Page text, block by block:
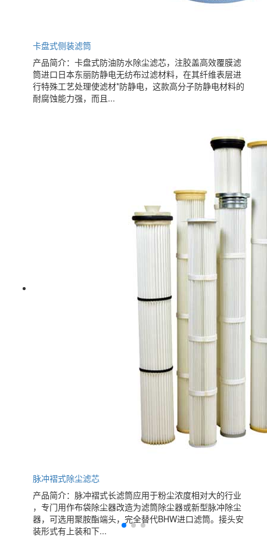
卡盘式侧装滤筒
产品简介：卡盘式防油防水除尘滤芯，注胶盖高效覆膜滤
筒进口日本东丽防静电无纺布过滤材料，在其纤维表层进
行特殊工艺处理使滤材*防静电，这款高分子防静电材料的
耐腐蚀能力强，而且...
脉冲褶式除尘滤芯
产品简介：脉冲褶式长滤筒应用于粉尘浓度相对大的行业
，专门用作布袋除尘器改造为滤筒除尘器或新型脉冲除尘
器，可选用聚胺酯端头，完全替代BHW进口滤筒。接头安
装形式有上装和下...